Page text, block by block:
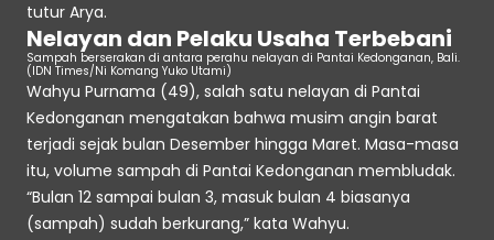
tutur Arya.
Nelayan dan Pelaku Usaha Terbebani
Sampah berserakan di antara perahu nelayan di Pantai Kedonganan, Bali.
(IDN Times/Ni Komang Yuko Utami)
Wahyu Purnama (49), salah satu nelayan di Pantai
Kedonganan mengatakan bahwa musim angin barat
terjadi sejak bulan Desember hingga Maret. Masa-masa
itu, volume sampah di Pantai Kedonganan membludak.
“Bulan 12 sampai bulan 3, masuk bulan 4 biasanya
(sampah) sudah berkurang,” kata Wahyu.